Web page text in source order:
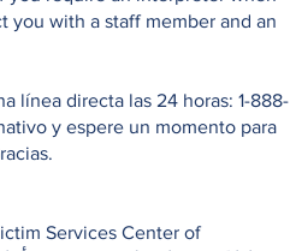
you with a staff member and an
línea directa las 24 horas: 1-888-
y espere un momento para